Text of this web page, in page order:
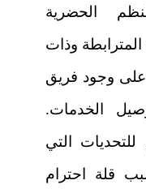
الحضرية
المترابطة وذات
على وجود فريق
الخدمات.
التي
قلة احترام